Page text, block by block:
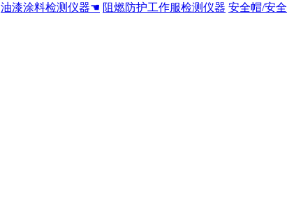
油漆涂料检测仪器☚ 阻燃防护工作服检测仪器 安全帽/安